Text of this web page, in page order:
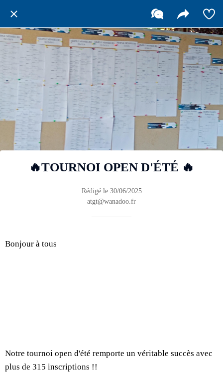
🔥TOURNOI OPEN D'ÉTÉ 🔥
Rédigé le 30/06/2025
atgt@wanadoo.fr
Bonjour à tous
Notre tournoi open d'été remporte un véritable succès avec
plus de 315 inscriptions !!